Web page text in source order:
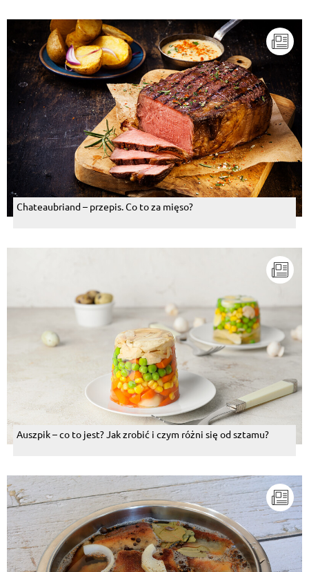
Chateaubriand – przepis. Co to za mięso?
Auszpik – co to jest? Jak zrobić i czym różni się od sztamu?